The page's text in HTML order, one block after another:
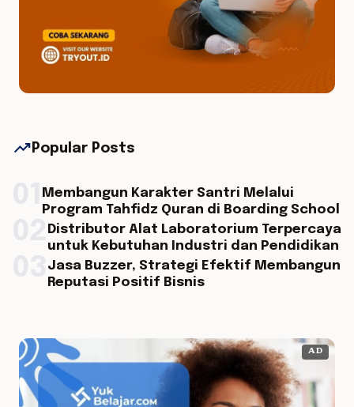
trending_up Popular Posts
Membangun Karakter Santri Melalui
Program Tahfidz Quran di Boarding School
Distributor Alat Laboratorium Terpercaya
untuk Kebutuhan Industri dan Pendidikan
Jasa Buzzer, Strategi Efektif Membangun
Reputasi Positif Bisnis
AD